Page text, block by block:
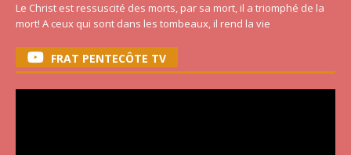
Le Christ est ressuscité des morts, par sa mort, il a triomphé de la
mort! A ceux qui sont dans les tombeaux, il rend la vie
FRAT PENTECÔTE TV